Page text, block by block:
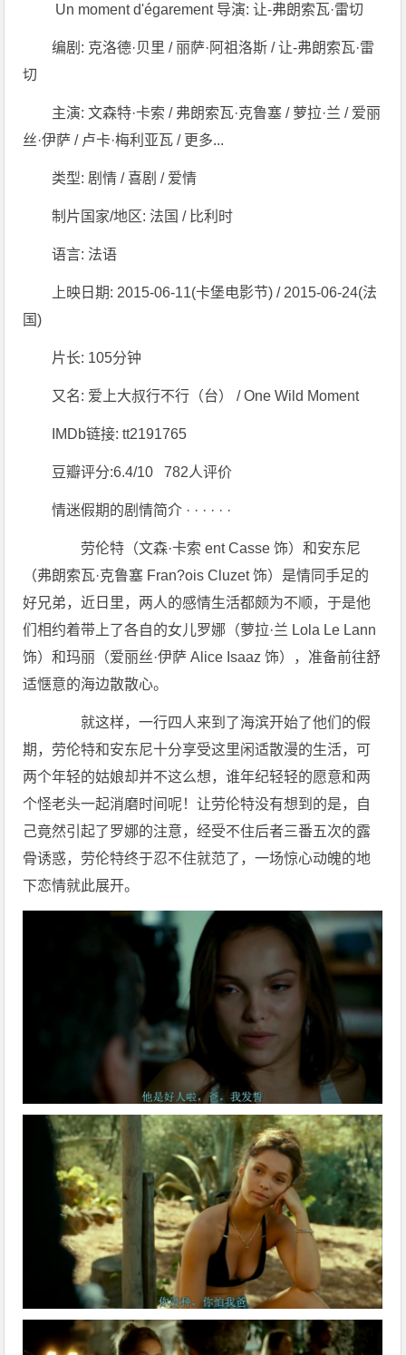
Un moment d'égarement 导演: 让-弗朗索瓦·雷切
编剧: 克洛德·贝里 / 丽萨·阿祖洛斯 / 让-弗朗索瓦·雷
切
主演: 文森特·卡索 / 弗朗索瓦·克鲁塞 / 萝拉·兰 / 爱丽
丝·伊萨 / 卢卡·梅利亚瓦 / 更多...
类型: 剧情 / 喜剧 / 爱情
制片国家/地区: 法国 / 比利时
语言: 法语
上映日期: 2015-06-11(卡堡电影节) / 2015-06-24(法
国)
片长: 105分钟
又名: 爱上大叔行不行（台） / One Wild Moment
IMDb链接: tt2191765
豆瓣评分:6.4/10 782人评价
情迷假期的剧情简介 · · · · · ·
劳伦特（文森·卡索 ent Casse 饰）和安东尼
（弗朗索瓦·克鲁塞 Fran?ois Cluzet 饰）是情同手足的
好兄弟，近日里，两人的感情生活都颇为不顺，于是他
们相约着带上了各自的女儿罗娜（萝拉·兰 Lola Le Lann
饰）和玛丽（爱丽丝·伊萨 Alice Isaaz 饰），准备前往舒
适惬意的海边散散心。
就这样，一行四人来到了海滨开始了他们的假
期，劳伦特和安东尼十分享受这里闲适散漫的生活，可
两个年轻的姑娘却并不这么想，谁年纪轻轻的愿意和两
个怪老头一起消磨时间呢！让劳伦特没有想到的是，自
己竟然引起了罗娜的注意，经受不住后者三番五次的露
骨诱惑，劳伦特终于忍不住就范了，一场惊心动魄的地
下恋情就此展开。